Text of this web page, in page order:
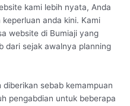
kami lebih nyata, Anda
anda kini. Kami
website di Bumiaji yang
dari sejak awalnya planning
sebab kemampuan
pengabdian untuk beberapa